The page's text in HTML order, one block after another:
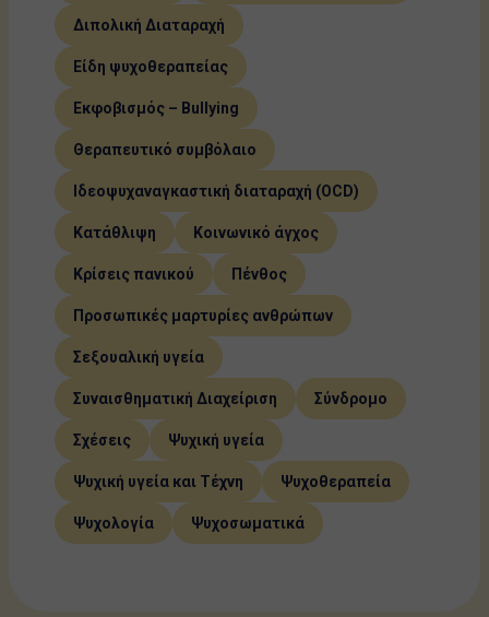
Διπολική Διαταραχή
Είδη ψυχοθεραπείας
Εκφοβισμός – Bullying
Θεραπευτικό συμβόλαιο
Ιδεοψυχαναγκαστική διαταραχή (OCD)
Κατάθλιψη Κοινωνικό άγχος
Κρίσεις πανικού Πένθος
Προσωπικές μαρτυρίες ανθρώπων
Σεξουαλική υγεία
Συναισθηματική Διαχείριση Σύνδρομο
Σχέσεις Ψυχική υγεία
Ψυχική υγεία και Τέχνη Ψυχοθεραπεία
Ψυχολογία Ψυχοσωματικά